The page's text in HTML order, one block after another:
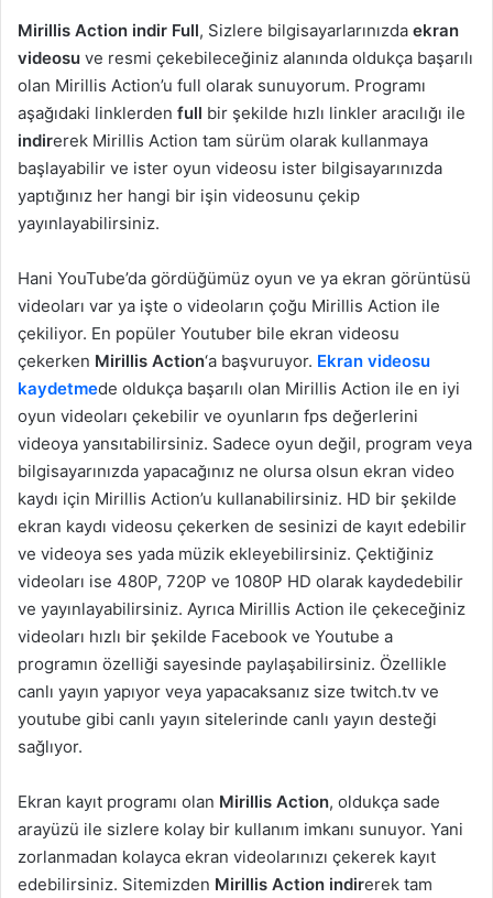
Mirillis Action indir Full, Sizlere bilgisayarlarınızda ekran
videosu ve resmi çekebileceğiniz alanında oldukça başarılı
olan Mirillis Action’u full olarak sunuyorum. Programı
aşağıdaki linklerden full bir şekilde hızlı linkler aracılığı ile
indirerek Mirillis Action tam sürüm olarak kullanmaya
başlayabilir ve ister oyun videosu ister bilgisayarınızda
yaptığınız her hangi bir işin videosunu çekip
yayınlayabilirsiniz.
Hani YouTube’da gördüğümüz oyun ve ya ekran görüntüsü
videoları var ya işte o videoların çoğu Mirillis Action ile
çekiliyor. En popüler Youtuber bile ekran videosu
çekerken Mirillis Action‘a başvuruyor. Ekran videosu
kaydetmede oldukça başarılı olan Mirillis Action ile en iyi
oyun videoları çekebilir ve oyunların fps değerlerini
videoya yansıtabilirsiniz. Sadece oyun değil, program veya
bilgisayarınızda yapacağınız ne olursa olsun ekran video
kaydı için Mirillis Action’u kullanabilirsiniz. HD bir şekilde
ekran kaydı videosu çekerken de sesinizi de kayıt edebilir
ve videoya ses yada müzik ekleyebilirsiniz. Çektiğiniz
videoları ise 480P, 720P ve 1080P HD olarak kaydedebilir
ve yayınlayabilirsiniz. Ayrıca Mirillis Action ile çekeceğiniz
videoları hızlı bir şekilde Facebook ve Youtube a
programın özelliği sayesinde paylaşabilirsiniz. Özellikle
canlı yayın yapıyor veya yapacaksanız size twitch.tv ve
youtube gibi canlı yayın sitelerinde canlı yayın desteği
sağlıyor.
Ekran kayıt programı olan Mirillis Action, oldukça sade
arayüzü ile sizlere kolay bir kullanım imkanı sunuyor. Yani
zorlanmadan kolayca ekran videolarınızı çekerek kayıt
edebilirsiniz. Sitemizden Mirillis Action indirerek tam